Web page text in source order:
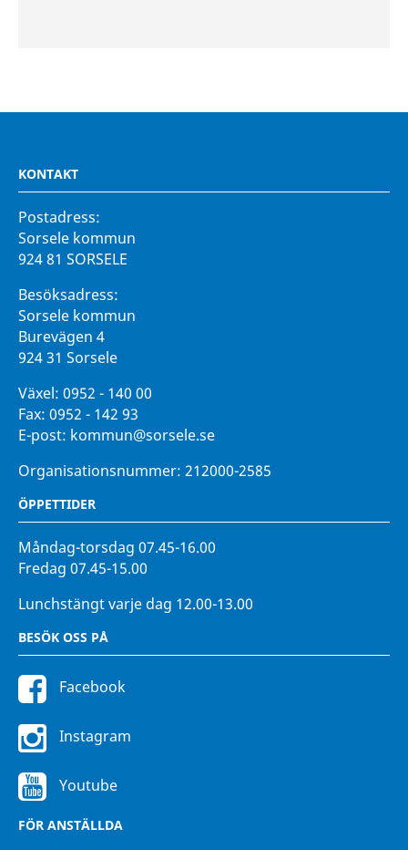
KONTAKT
Postadress:
Sorsele kommun
924 81 SORSELE
Besöksadress:
Sorsele kommun
Burevägen 4
924 31 Sorsele
Växel: 0952 - 140 00
Fax: 0952 - 142 93
E-post: kommun@sorsele.se
Organisationsnummer: 212000-2585
ÖPPETTIDER
Måndag-torsdag 07.45-16.00
Fredag 07.45-15.00
Lunchstängt varje dag 12.00-13.00
BESÖK OSS PÅ
Facebook
Instagram
Youtube
FÖR ANSTÄLLDA